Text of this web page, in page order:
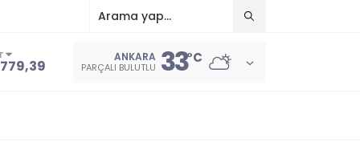
ANKARA
PARÇALI BULUTLU 33°C